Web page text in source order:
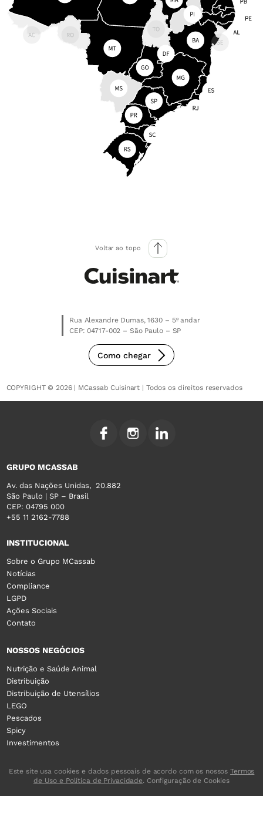
Voltar ao topo
Rua Alexandre Dumas, 1630 – 5º andar
CEP: 04717-002 – São Paulo – SP
Como chegar
COPYRIGHT © 2026 | MCassab Cuisinart | Todos os direitos reservados
GRUPO MCASSAB
Av. das Nações Unidas, 20.882
São Paulo | SP – Brasil
CEP: 04795 000
+55 11 2162-7788
INSTITUCIONAL
Sobre o Grupo MCassab
Notícias
Compliance
LGPD
Ações Sociais
Contato
NOSSOS NEGÓCIOS
Nutrição e Saúde Animal
Distribuição
Distribuição de Utensílios
LEGO
Pescados
Spicy
Investimentos
Este site usa cookies e dados pessoais de acordo com os nossosTermos
de Uso e Política de Privacidade. Configuração de Cookies